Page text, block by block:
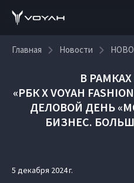
Главная Новости
В
«РБК X VOYAH
ДЕЛОВОЙ ДЕНЬ
БИЗНЕС.
5 декабря 2024 г.